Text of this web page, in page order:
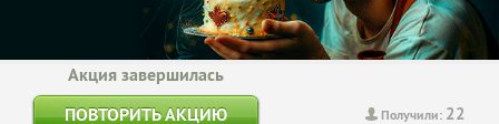
Получили: 22
Акция завершилась
ПОВТОРИТЬ АКЦИЮ